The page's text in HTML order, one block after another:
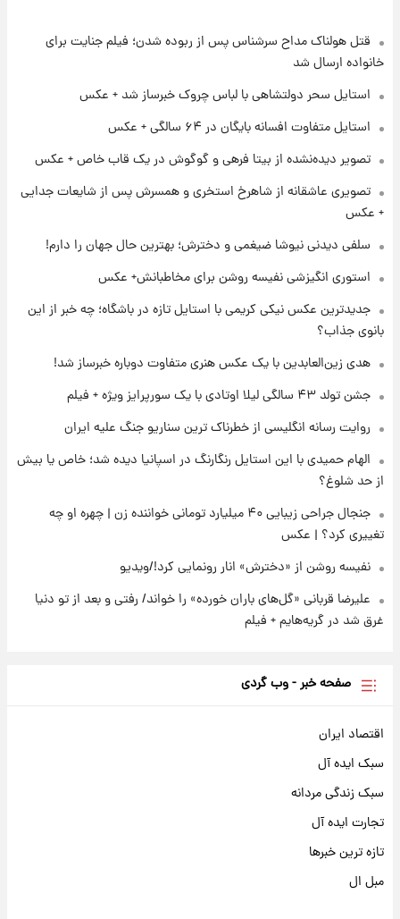
۲۰ ساعت پیش
۲۱ ساعت پیش
جهانی در آمریکا + فیلم
برای اولین بار؛ انتشار تصاویری از رهبر جدید
تصاویر عمامه بستن به شیوه خاتمی/ویدیو
قتل هولناک مداح سرشناس پس از ربوده شدن؛ فیلم جنایت برای
خانواده ارسال شد
استایل سحر دولتشاهی با لباس چروک خبرساز شد + عکس
استایل متفاوت افسانه بایگان در ۶۴ سالگی + عکس
تصویر دیده‌نشده از بیتا فرهی و گوگوش در یک قاب خاص + عکس
تصویری عاشقانه از شاهرخ استخری و همسرش پس از شایعات جدایی
+ عکس
سلفی دیدنی نیوشا ضیغمی و دخترش؛ بهترین حال جهان را دارم!
استوری انگیزشی نفیسه روشن برای مخاطبانش+ عکس
جدیدترین عکس نیکی کریمی با استایل تازه در باشگاه؛ چه خبر از این
بانوی جذاب؟
هدی زین‌العابدین با یک عکس هنری متفاوت دوباره خبرساز شد!
جشن تولد ۴۳ سالگی لیلا اوتادی با یک سورپرایز ویژه + فیلم
روایت رسانه انگلیسی از خطرناک ترین سناریو جنگ علیه ایران
الهام حمیدی با این استایل رنگارنگ در اسپانیا دیده شد؛ خاص یا بیش
از حد شلوغ؟
جنجال جراحی زیبایی ۴۰ میلیارد تومانی خواننده زن | چهره او چه
تغییری کرد؟ | عکس
نفیسه روشن از «دخترش» انار رونمایی کرد!/ویدیو
علیرضا قربانی «گل‌های باران خورده» را خواند/ رفتی و بعد از تو دنیا
غرق شد در گریه‌هایم + فیلم
صفحه خبر - وب گردی
اقتصاد ایران
سبک ایده آل
سبک زندگی مردانه
تجارت ایده آل
تازه ترین خبرها
مبل ال